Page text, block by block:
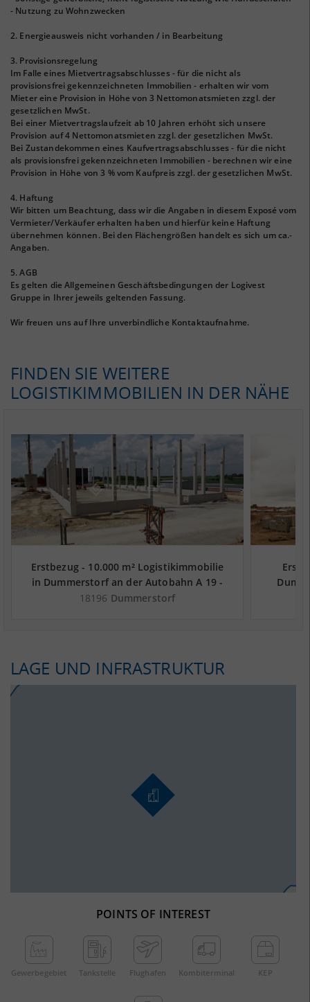
- Nutzung zu Wohnzwecken
2. Energieausweis nicht vorhanden / in Bearbeitung
3. Provisionsregelung
Im Falle eines Mietvertragsabschlusses - für die nicht als
provisionsfrei gekennzeichneten Immobilien - erhalten wir vom
Mieter eine Provision in Höhe von 3 Nettomonatsmieten zzgl. der
gesetzlichen MwSt.
Bei einer Mietvertragslaufzeit ab 10 Jahren erhöht sich unsere
Provision auf 4 Nettomonatsmieten zzgl. der gesetzlichen MwSt.
Bei Zustandekommen eines Kaufvertragsabschlusses - für die nicht
als provisionsfrei gekennzeichneten Immobilien - berechnen wir eine
Provision in Höhe von 3 % vom Kaufpreis zzgl. der gesetzlichen MwSt.
4. Haftung
Wir bitten um Beachtung, dass wir die Angaben in diesem Exposé vom
Vermieter/Verkäufer erhalten haben und hierfür keine Haftung
übernehmen können. Bei den Flächengrößen handelt es sich um ca.-
Angaben.
5. AGB
Es gelten die Allgemeinen Geschäftsbedingungen der Logivest
Gruppe in Ihrer jeweils geltenden Fassung.
Wir freuen uns auf Ihre unverbindliche Kontaktaufnahme.
FINDEN SIE WEITERE
LOGISTIKIMMOBILIEN IN DER NÄHE
Erstbezug - 10.000 m² Logistikimmobilie
in Dummerstorf an der Autobahn A 19 -
Landkreis Rostock
18196 Dummerstorf
LAGE UND INFRASTRUKTUR
POINTS OF INTEREST
Gewerbe­gebiet Tankstelle Flughafen Kombi­terminal KEP